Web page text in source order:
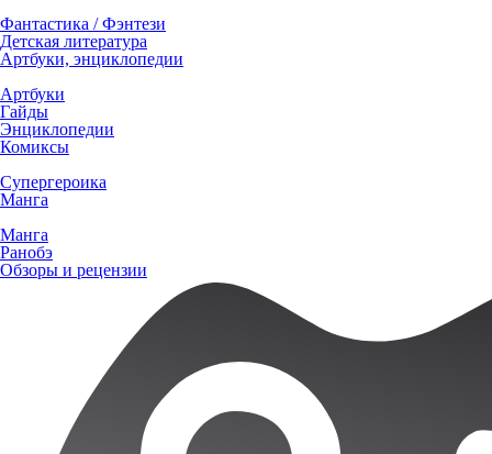
Фантастика / Фэнтези
Детская литература
Артбуки, энциклопедии
Артбуки
Гайды
Энциклопедии
Комиксы
Супергероика
Манга
Манга
Ранобэ
Обзоры и рецензии